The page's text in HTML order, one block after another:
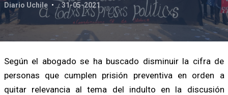
Diario Uchile 31-05-2021
Según el abogado se ha buscado disminuir la cifra de
personas que cumplen prisión preventiva en orden a
quitar relevancia al tema del indulto en la discusión